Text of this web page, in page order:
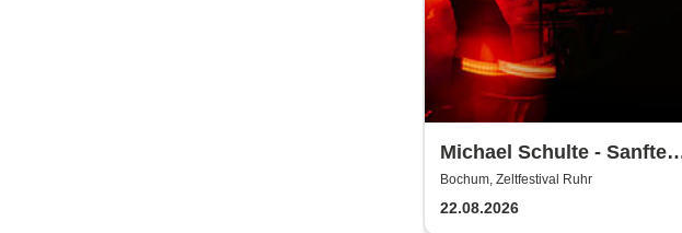
Michael Schulte - Sanfte
Töne, besondere Orte Tour
2026
Bochum, Zeltfestival Ruhr
22.08.2026